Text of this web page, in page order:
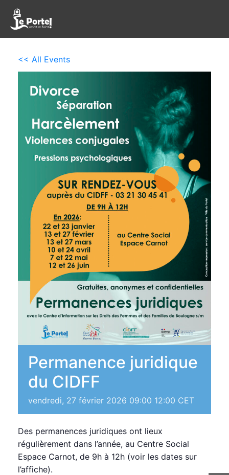
<< All Events
Permanence juridique
du CIDFF
vendredi, 27 février 2026 09:00 12:00 CET
Des permanences juridiques ont lieux
régulièrement dans l’année, au Centre Social
Espace Carnot, de 9h à 12h (voir les dates sur
l’affiche).